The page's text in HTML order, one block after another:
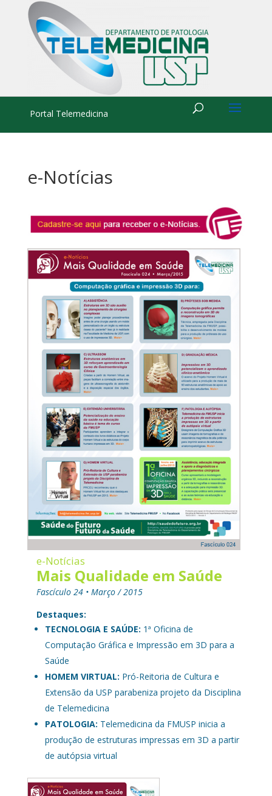
Portal Telemedicina
e-Notícias
e-Notícias
Mais Qualidade em Saúde
Fascículo 24 • Março / 2015
Destaques:
TECNOLOGIA E SAÚDE: 1ª Oficina de
Computação Gráfica e Impressão em 3D para a
Saúde
HOMEM VIRTUAL: Pró-Reitoria de Cultura e
Extensão da USP parabeniza projeto da Disciplina
de Telemedicina
PATOLOGIA: Telemedicina da FMUSP inicia a
produção de estruturas impressas em 3D a partir
de autópsia virtual